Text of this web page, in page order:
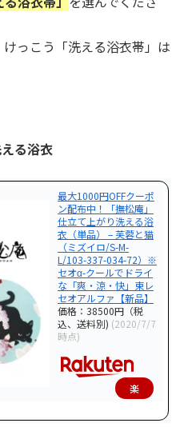
っこう「洗える浴衣帯」は
る浴衣
最大1000円OFFクーポ
ン配布中！「撫松庵」
仕立て上がり洗える浴
衣（単品） – 芙蓉と猫
（ミズイロ/S-M-
L/103-337-034-72）※
セオα-クールでドライ
な「爽・涼・快」東レ
セオアルファ【新品】
価格：38500円（税
込、送料別) (2020/7/7
時点)
楽